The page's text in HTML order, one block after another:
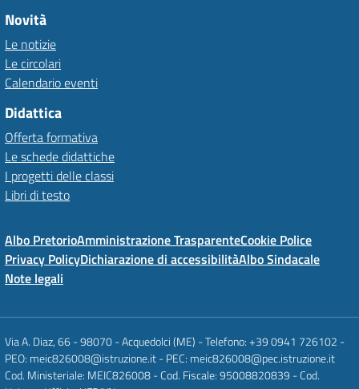
Novità
Le notizie
Le circolari
Calendario eventi
Didattica
Offerta formativa
Le schede didattiche
I progetti delle classi
Libri di testo
Albo PretorioAmministrazione TrasparenteCookie Police
Privacy PolicyDichiarazione di accessibilitàAlbo Sindacale
Note legali
Via A. Diaz, 66 - 98070 - Acquedolci (ME) - Telefono: +39 0941 726102 -
PEO: meic826008@istruzione.it - PEC: meic826008@pec.istruzione.it
Cod. Ministeriale: MEIC826008 - Cod. Fiscale: 95008820839 - Cod.